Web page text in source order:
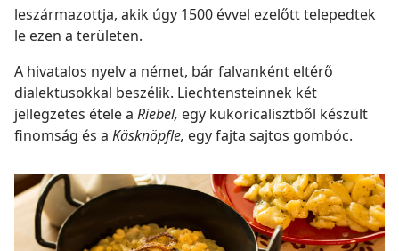
leszármazottja, akik úgy 1500 évvel ezelőtt telepedtek
le ezen a területen.
A hivatalos nyelv a német, bár falvanként eltérő
dialektusokkal beszélik. Liechtensteinnek két
jellegzetes étele a Riebel, egy kukoricalisztből készült
finomság és a Käsknöpfle, egy fajta sajtos gombóc.